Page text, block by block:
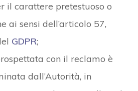
il carattere pretestuoso o
ai sensi dell’articolo 57,
GDPR;
con il reclamo è
dall’Autorità, in